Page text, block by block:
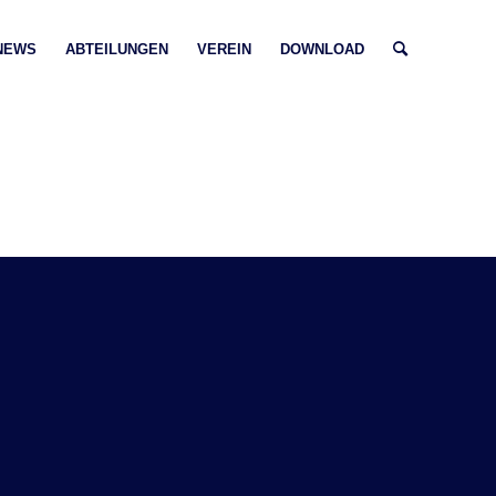
ABTEILUNGEN VEREIN DOWNLOAD